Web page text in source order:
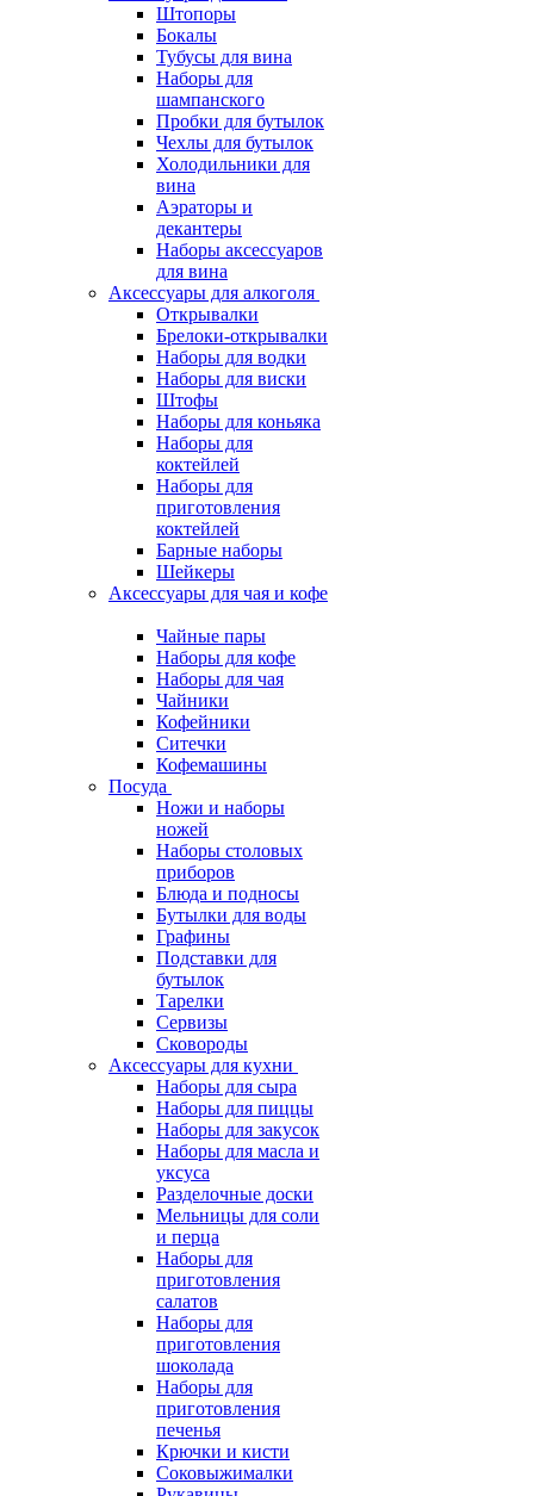
Штопоры
Бокалы
Тубусы для вина
Наборы для
шампанского
Пробки для бутылок
Чехлы для бутылок
Холодильники для
вина
Аэраторы и
декантеры
Наборы аксессуаров
для вина
Аксессуары для алкоголя
Открывалки
Брелоки-открывалки
Наборы для водки
Наборы для виски
Штофы
Наборы для коньяка
Наборы для
коктейлей
Наборы для
приготовления
коктейлей
Барные наборы
Шейкеры
Аксессуары для чая и кофе
Чайные пары
Наборы для кофе
Наборы для чая
Чайники
Кофейники
Ситечки
Кофемашины
Посуда
Ножи и наборы
ножей
Наборы столовых
приборов
Блюда и подносы
Бутылки для воды
Графины
Подставки для
бутылок
Тарелки
Сервизы
Сковороды
Аксессуары для кухни
Наборы для сыра
Наборы для пиццы
Наборы для закусок
Наборы для масла и
уксуса
Разделочные доски
Мельницы для соли
и перца
Наборы для
приготовления
салатов
Наборы для
приготовления
шоколада
Наборы для
приготовления
печенья
Крючки и кисти
Соковыжималки